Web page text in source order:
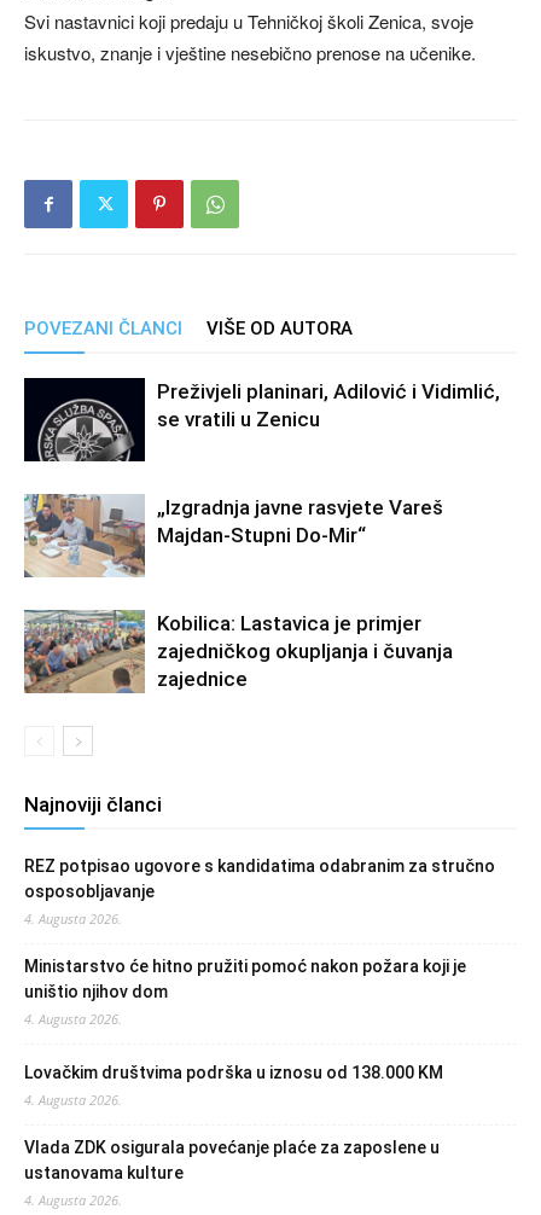
Svi nastavnici koji predaju u Tehničkoj školi Zenica, svoje
iskustvo, znanje i vještine nesebično prenose na učenike.
POVEZANI ČLANCI VIŠE OD AUTORA
Preživjeli planinari, Adilović i Vidimlić,
se vratili u Zenicu
„Izgradnja javne rasvjete Vareš
Majdan-Stupni Do-Mir“
Kobilica: Lastavica je primjer
zajedničkog okupljanja i čuvanja
zajednice
Najnoviji članci
REZ potpisao ugovore s kandidatima odabranim za stručno
osposobljavanje
4. Augusta 2026.
Ministarstvo će hitno pružiti pomoć nakon požara koji je
uništio njihov dom
4. Augusta 2026.
Lovačkim društvima podrška u iznosu od 138.000 KM
4. Augusta 2026.
Vlada ZDK osigurala povećanje plaće za zaposlene u
ustanovama kulture
4. Augusta 2026.